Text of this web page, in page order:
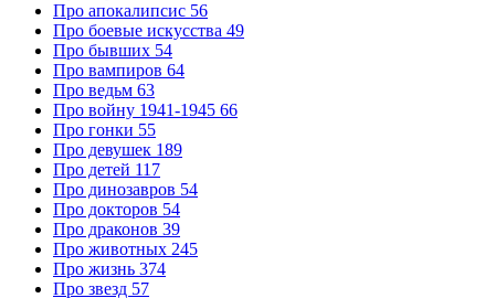
Про апокалипсис 56
Про боевые искусства 49
Про бывших 54
Про вампиров 64
Про ведьм 63
Про войну 1941-1945 66
Про гонки 55
Про девушек 189
Про детей 117
Про динозавров 54
Про докторов 54
Про драконов 39
Про животных 245
Про жизнь 374
Про звезд 57